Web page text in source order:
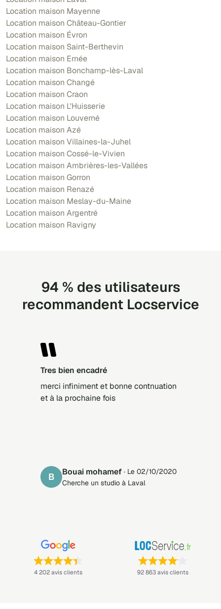
Location maison Mayenne
Location maison Château-Gontier
Location maison Évron
Location maison Saint-Berthevin
Location maison Ernée
Location maison Bonchamp-lès-Laval
Location maison Changé
Location maison Craon
Location maison L'Huisserie
Location maison Louverné
Location maison Azé
Location maison Villaines-la-Juhel
Location maison Cossé-le-Vivien
Location maison Ambrières-les-Vallées
Location maison Gorron
Location maison Renazé
Location maison Meslay-du-Maine
Location maison Argentré
Location maison Ravigny
94 % des utilisateurs
recommandent Locservice
tres bien encadré
merci infiniment et bonne contnuation
et à la prochaine fois
B bouai mohamef · Le 02/10/2020
Cherche un studio à Laval
Note : 4,4 sur 5 —
4 202 avis clients Note : 4,1 sur 5 —
92 863 avis clients